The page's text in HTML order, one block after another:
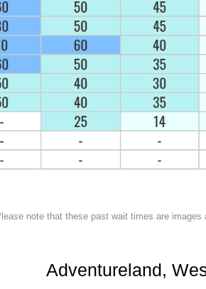
note that these past wait times are images
Adventureland,